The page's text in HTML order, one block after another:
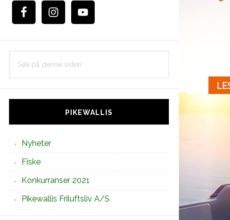
PIKEWALLIS
Nyheter
Fiske
Konkurranser 2021
Pikewallis Friluftsliv A/S